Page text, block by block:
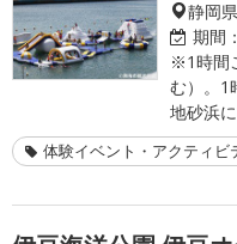
静岡
期間：
※1時間
む）。1
地砂浜
体験イベント・アクティビ